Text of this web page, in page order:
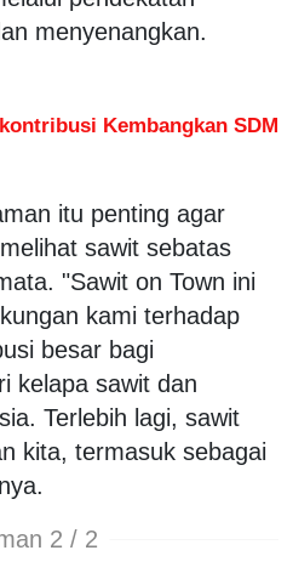
menyenangkan.
Kembangkan SDM
itu penting agar
sawit sebatas
"Sawit on Town ini
kami terhadap
besar bagi
kelapa sawit dan
Terlebih lagi, sawit
kita, termasuk sebagai
2 / 2